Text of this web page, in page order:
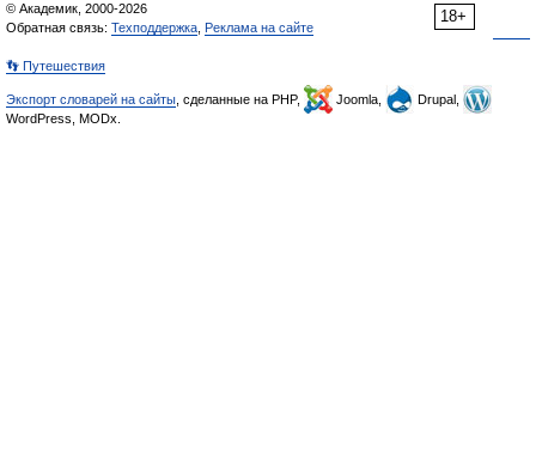
18+
© Академик, 2000-2026
Обратная связь: Техподдержка Реклама на сайте
👣 Путешествия
Экспорт словарей на сайты , сделанные на PHP, Joomla,
Drupal,
WordPress, MODx.